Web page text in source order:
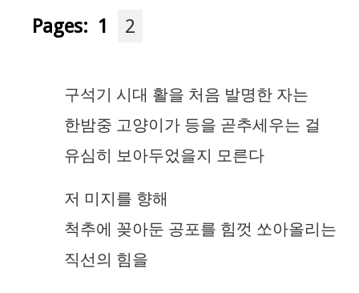
Pages: 1 2
구석기 시대 활을 처음 발명한 자는
한밤중 고양이가 등을 곧추세우는 걸
유심히 보아두었을지 모른다
저 미지를 향해
척추에 꽂아둔 공포를 힘껏 쏘아올리는
직선의 힘을